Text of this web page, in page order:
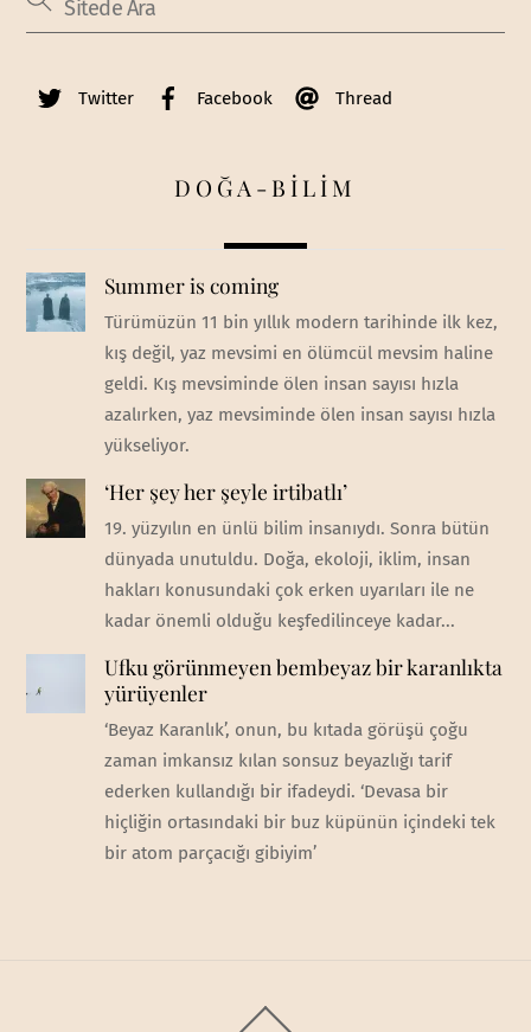
Twitter Facebook Thread
DOĞA-BİLİM
Summer is coming
Türümüzün 11 bin yıllık modern tarihinde ilk kez,
kış değil, yaz mevsimi en ölümcül mevsim haline
geldi. Kış mevsiminde ölen insan sayısı hızla
azalırken, yaz mevsiminde ölen insan sayısı hızla
yükseliyor.
‘Her şey her şeyle irtibatlı’
19. yüzyılın en ünlü bilim insanıydı. Sonra bütün
dünyada unutuldu. Doğa, ekoloji, iklim, insan
hakları konusundaki çok erken uyarıları ile ne
kadar önemli olduğu keşfedilinceye kadar...
Ufku görünmeyen bembeyaz bir karanlıkta
yürüyenler
‘Beyaz Karanlık’, onun, bu kıtada görüşü çoğu
zaman imkansız kılan sonsuz beyazlığı tarif
ederken kullandığı bir ifadeydi. ‘Devasa bir
hiçliğin ortasındaki bir buz küpünün içindeki tek
bir atom parçacığı gibiyim’